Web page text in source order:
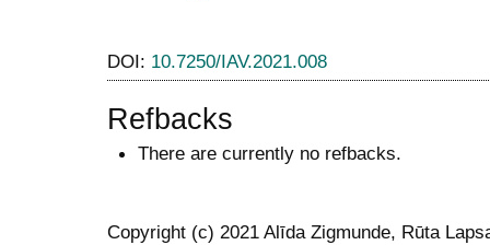
DOI: 10.7250/IAV.2021.008
Refbacks
There are currently no refbacks.
Copyright (c) 2021 Alīda Zigmunde, Rūta